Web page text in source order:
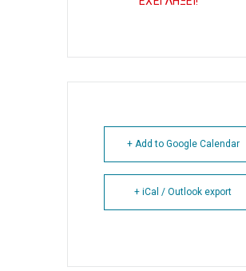
+ Add to Google Calendar
+ iCal / Outlook export